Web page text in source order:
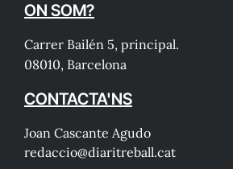
ON SOM?
Carrer Bailén 5, principal.
08010, Barcelona
CONTACTA'NS
Joan Cascante Agudo
redaccio@diaritreball.cat